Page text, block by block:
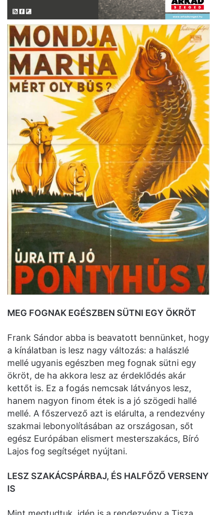
MEG FOGNAK EGÉSZBEN SÜTNI EGY ÖKRÖT
Frank Sándor abba is beavatott bennünket, hogy
a kínálatban is lesz nagy változás: a halászlé
mellé ugyanis egészben meg fognak sütni egy
ökröt, de ha akkora lesz az érdeklődés akár
kettőt is. Ez a fogás nemcsak látványos lesz,
hanem nagyon finom étek is a jó szögedi hallé
mellé. A főszervező azt is elárulta, a rendezvény
szakmai lebonyolításában az országosan, sőt
egész Európában elismert mesterszakács, Bíró
Lajos fog segítséget nyújtani.
LESZ SZAKÁCSPÁRBAJ, ÉS HALFŐZŐ VERSENY
IS